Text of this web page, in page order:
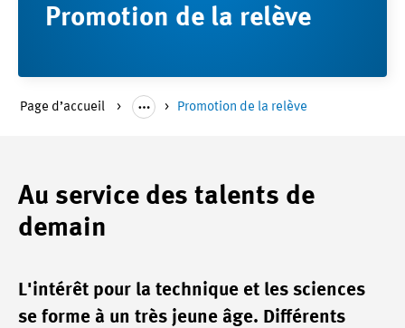
Promotion de la relève
Page d’accueil Promotion de la relève
Au service des talents de
demain
L'intérêt pour la technique et les sciences
se forme à un très jeune âge. Différents